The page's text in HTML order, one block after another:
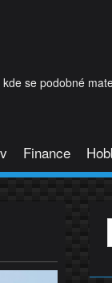
se podobné
Finance